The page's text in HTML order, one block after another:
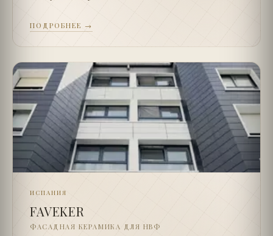
ПОДРОБНЕЕ →
ИСПАНИЯ
FAVEKER
ФАСАДНАЯ КЕРАМИКА ДЛЯ НВФ